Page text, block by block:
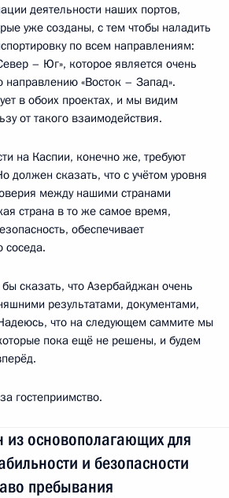
деятельности наших портов,
уже созданы, с тем чтобы наладить
по всем направлениям:
– Юг», которое является очень
направлению «Восток – Запад».
в обоих проектах, и мы видим
от такого взаимодействия.
на Каспии, конечно же, требуют
должен сказать, что с учётом уровня
между нашими странами
страна в то же самое время,
обеспечивает
соседа.
сказать, что Азербайджан очень
результатами, документами,
что на следующем саммите мы
пока ещё не решены, и будем
гостеприимство.
из основополагающих для
и безопасности
пребывания